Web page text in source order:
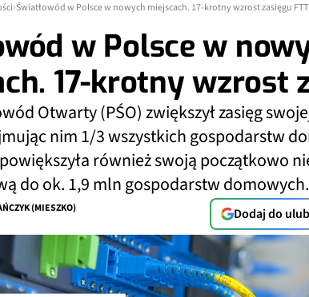
Światłowód w Polsce w nowych miejscach. 17-krotny wzrost zasięgu
w Polsce w
17-krotny wzrost
Otwarty (PŚO) zwiększył zasięg
nim 1/3 wszystkich gospodarstw
powiększyła również swoją początkowo
do ok. 1,9 mln gospodarstw domowych.
(MIESZKO)
Dodaj do